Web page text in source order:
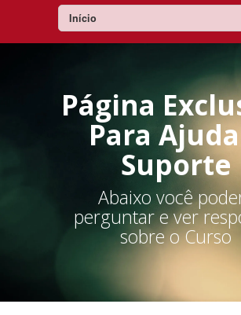
Início
Página
Para
Suporte
Abaixo você
perguntar e ver
sobre o Curso